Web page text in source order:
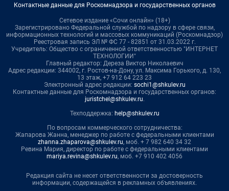
Контактные данные для Роскомнадзора и государственных органов
Сетевое издание «Сочи онлайн» (18+)
Зарегистрировано Федеральной службой по надзору в сфере связи,
информационных технологий и массовых коммуникаций (Роскомнадзор)
Реестровая запись ЭЛ № ФС 77 - 82851 от 31.03.2022 г.
Учредитель: Общество с ограниченной ответственностью "ИНТЕРНЕТ
ТЕХНОЛОГИИ"
Главный редактор: Дереза Виктор Николаевич
Адрес редакции: 344002, г. Ростов-на-Дону, ул. Максима Горького, д. 130,
13 этаж, +7 912 64 223 23
Электронный адрес редакции: sochi1@shkulev.ru
Контактные данные для Роскомнадзора и государственных органов:
juristchel@shkulev.ru.
Техподдержка: help@shkulev.ru
По вопросам коммерческого сотрудничества:
Жапарова Жанна, менеджер по работе с федеральными клиентами
zhanna.zhaparova@shkulev.ru, моб. + 7 982 640 34 32
Ревина Мария, директор по работе с федеральными клиентами
mariya.revina@shkulev.ru, моб. +7 910 402 4056
Редакция сайта не несет ответственности за достоверность
информации, содержащейся в рекламных объявлениях.